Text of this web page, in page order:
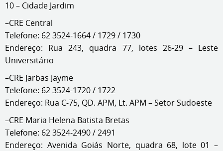
10 – Cidade Jardim
–CRE Central
Telefone: 62 3524-1664 / 1729 / 1730
Endereço: Rua 243, quadra 77, lotes 26-29 – Leste
Universitário
–CRE Jarbas Jayme
Telefone: 62 3524-1720 / 1722
Endereço: Rua C-75, QD. APM, Lt. APM – Setor Sudoeste
–CRE Maria Helena Batista Bretas
Telefone: 62 3524-2490 / 2491
Endereço: Avenida Goiás Norte, quadra 68, lote 01 –